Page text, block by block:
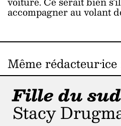
accompagner au volant
Même rédacteur·ice
Fille du sud
Stacy